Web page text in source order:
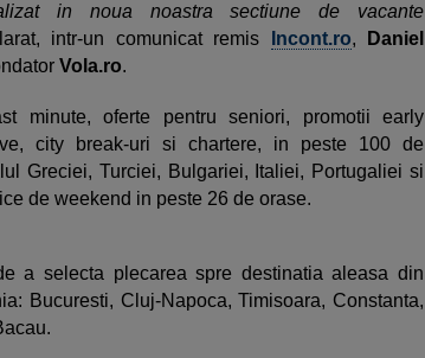
in noua noastra sectiune de vacante
intr-un comunicat remis Incont.ro,
Daniel
Vola.ro.
minute, oferte pentru seniori, promotii early
city break-uri si chartere, in peste 100 de
Greciei, Turciei, Bulgariei, Italiei, Portugaliei si
de weekend in peste 26 de orase.
a selecta plecarea spre destinatia aleasa din
Bucuresti, Cluj-Napoca, Timisoara, Constanta,